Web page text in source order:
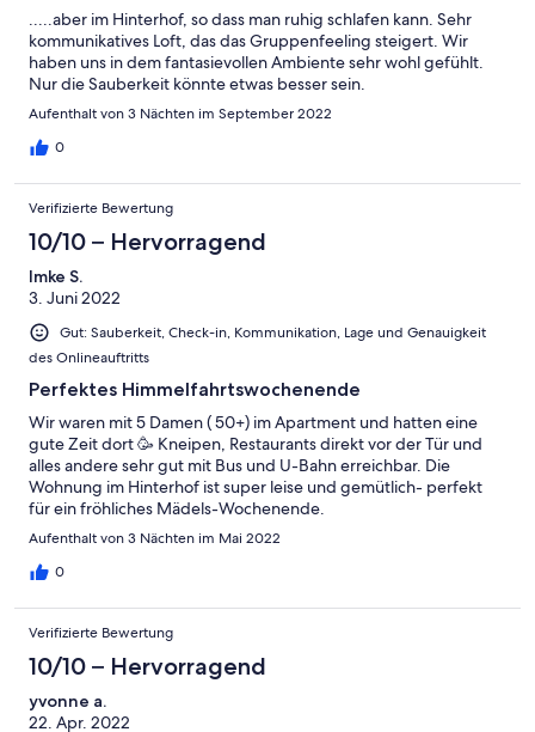
.....aber im Hinterhof, so dass man ruhig schlafen kann. Sehr
kommunikatives Loft, das das Gruppenfeeling steigert. Wir
haben uns in dem fantasievollen Ambiente sehr wohl gefühlt.
Nur die Sauberkeit könnte etwas besser sein.
Aufenthalt von 3 Nächten im September 2022
0
Verifizierte Bewertung
10/10 – Hervorragend
Imke S.
3. Juni 2022
Gut: Sauberkeit, Check-in, Kommunikation, Lage und Genauigkeit
des Onlineauftritts
Perfektes Himmelfahrtswochenende
Wir waren mit 5 Damen ( 50+) im Apartment und hatten eine
gute Zeit dort 🥳 Kneipen, Restaurants direkt vor der Tür und
alles andere sehr gut mit Bus und U-Bahn erreichbar. Die
Wohnung im Hinterhof ist super leise und gemütlich- perfekt
für ein fröhliches Mädels-Wochenende.
Aufenthalt von 3 Nächten im Mai 2022
0
Verifizierte Bewertung
10/10 – Hervorragend
yvonne a.
22. Apr. 2022